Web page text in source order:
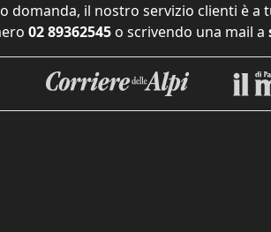
domanda, il nostro servizio clienti è a
02 89362545 o scrivendo una mail a